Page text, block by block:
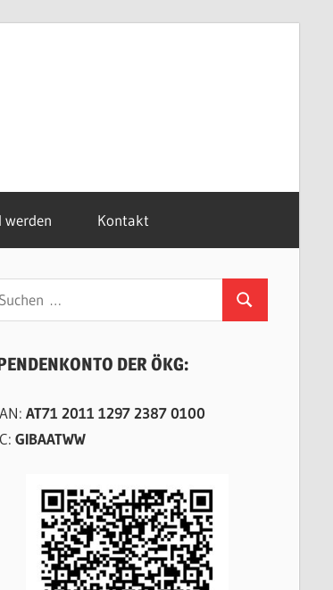
werden Kontakt
Suchen
DER ÖKG:
AT71 2011 1297 2387 0100
GIBAATWW